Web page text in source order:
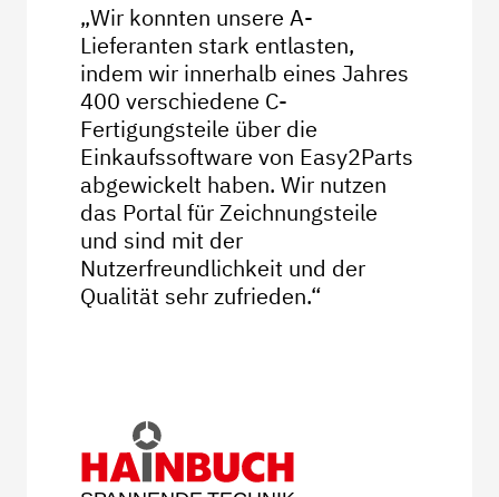
„Wir konnten unsere A-
Lieferanten stark entlasten,
indem wir innerhalb eines Jahres
400 verschiedene C-
Fertigungsteile über die
Einkaufssoftware von Easy2Parts
abgewickelt haben. Wir nutzen
das Portal für Zeichnungsteile
und sind mit der
Nutzerfreundlichkeit und der
Qualität sehr zufrieden.“